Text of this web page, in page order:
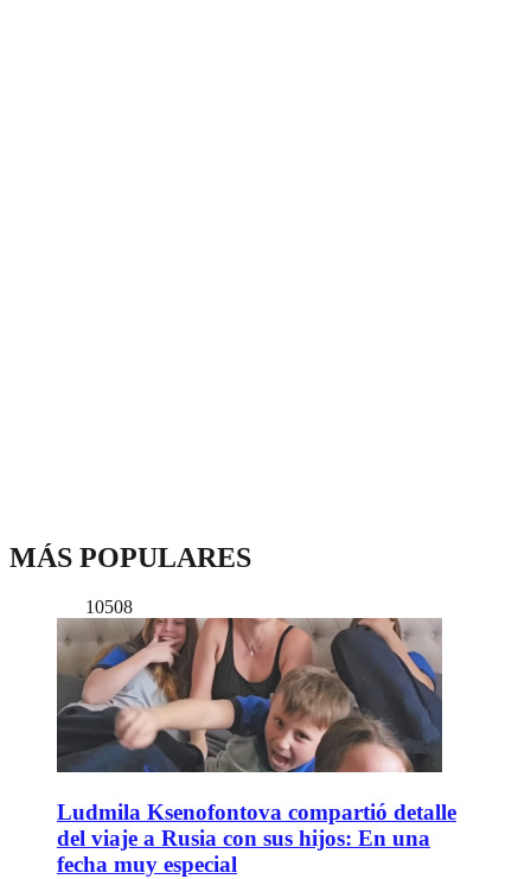
MÁS POPULARES
10508
Ludmila Ksenofontova compartió detalle
del viaje a Rusia con sus hijos: En una
fecha muy especial